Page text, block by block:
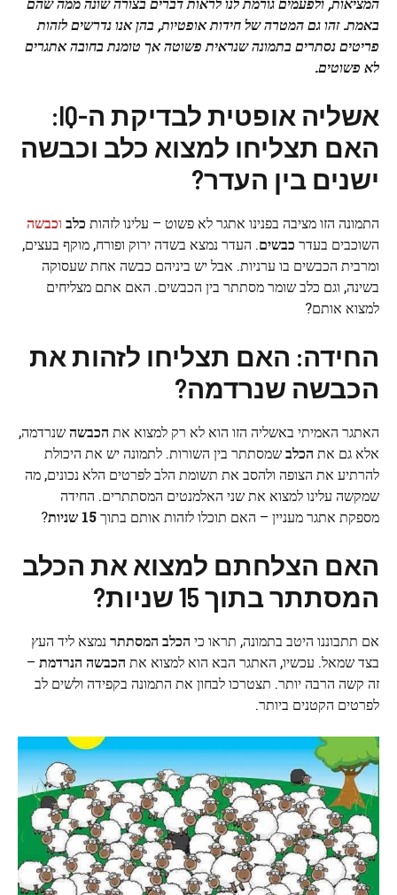
באמת. זהו גם המטרה של חידות אופטיות, בהן אנו נדרשים לזהות
פריטים נסתרים בתמונה שנראית פשוטה אך טומנת בחובה אתגרים
לא פשוטים.
אשליה אופטית לבדיקת ה-IQ:
האם תצליחו למצוא כלב וכבשה
ישנים בין העדר?
התמונה הזו מציבה בפנינו אתגר לא פשוט – עלינו לזהות כלב וכבשה
השוכבים בעדר כבשים. העדר נמצא בשדה ירוק ופורח, מוקף בעצים,
ומרבית הכבשים בו ערניות. אבל יש ביניהם כבשה אחת שעסוקה
בשינה, וגם כלב שומר מסתתר בין הכבשים. האם אתם מצליחים
למצוא אותם?
החידה: האם תצליחו לזהות את
הכבשה שנרדמה?
האתגר האמיתי באשליה הזו הוא לא רק למצוא את הכבשהשנרדמה,
אלא גם את הכלבשמסתתר בין השורות. לתמונה יש את היכולת
להרתיע את הצופה ולהסב את תשומת הלב לפרטים הלא נכונים, מה
שמקשה עלינו למצוא את שני האלמנטים המסתתרים. החידה
מספקת אתגר מעניין – האם תוכלו לזהות אותם בתוך15 שניות ?
האם הצלחתם למצוא את הכלב
המסתתר בתוך 15 שניות?
אם תתבוננו היטב בתמונה, תראו כי הכלב המסתתרנמצא ליד העץ
בצד שמאל. עכשיו, האתגר הבא הוא למצוא את הכבשה הנרדמת –
זה קשה הרבה יותר. תצטרכו לבחון את התמונה בקפידה ולשים לב
לפרטים הקטנים ביותר.